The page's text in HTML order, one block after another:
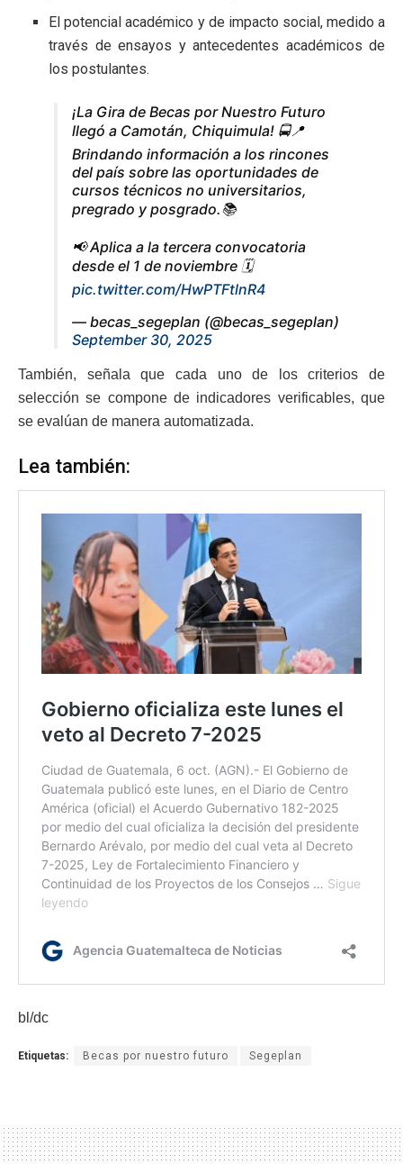
El potencial académico y de impacto social, medido a
través de ensayos y antecedentes académicos de
los postulantes.
¡La Gira de Becas por Nuestro Futuro
llegó a Camotán, Chiquimula! 🚍📍
Brindando información a los rincones
del país sobre las oportunidades de
cursos técnicos no universitarios,
pregrado y posgrado.📚
📢 Aplica a la tercera convocatoria
desde el 1 de noviembre 🗓️
pic.twitter.com/HwPTFtlnR4
— becas_segeplan (@becas_segeplan)
September 30, 2025
También, señala que cada uno de los criterios de
selección se compone de indicadores verificables, que
se evalúan de manera automatizada.
Lea también:
bl/dc
Etiquetas: Becas por nuestro futuro Segeplan